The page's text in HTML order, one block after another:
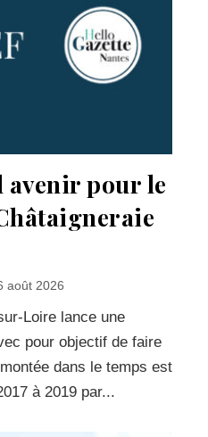
avenir pour le
août 2026
Loire lance une
pour objectif de faire
dans le temps est
à 2019 par...